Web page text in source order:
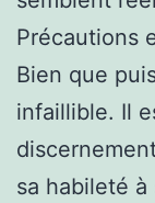
Précautions
Bien que
infaillible. Il
sa habileté